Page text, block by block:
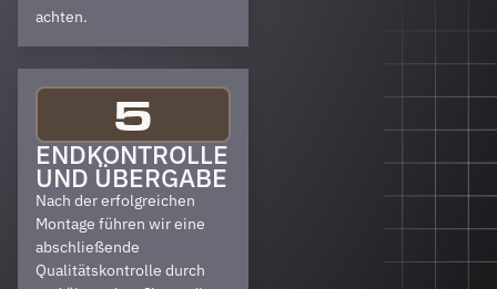
achten.
5
ENDKONTROLLE
UND ÜBERGABE
Nach der erfolgreichen
Montage führen wir eine
abschließende
Qualitätskontrolle durch